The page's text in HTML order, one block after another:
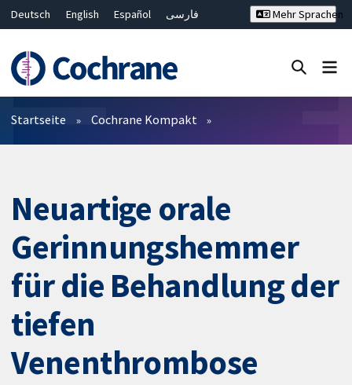
Deutsch English Español
فارسی
Bahasa Malaysia
ไทย
繁體中文
简体中文
Mehr Sprachen
Filter
Startseite Cochrane Kompakt
Neuartige orale
Gerinnungshemmer
für die Behandlung der
tiefen
Venenthrombose